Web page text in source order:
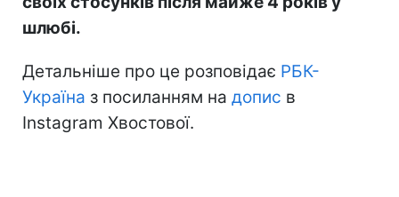
шлюбі.
Детальніше про це розповідає РБК-
Україна з посиланням на допис в
Instagram Хвостової.